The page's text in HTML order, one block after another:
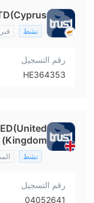
نشط
رقم التسجيل
HE364353
Kingdom)
نشط
رقم التسجيل
04052641